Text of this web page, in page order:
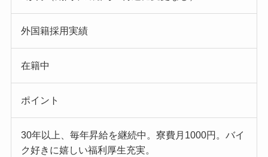
外国籍採用実績
在籍中
ポイント
30年以上、毎年昇給を継続中。寮費月1000円。バイ
ク好きに嬉しい福利厚生充実。